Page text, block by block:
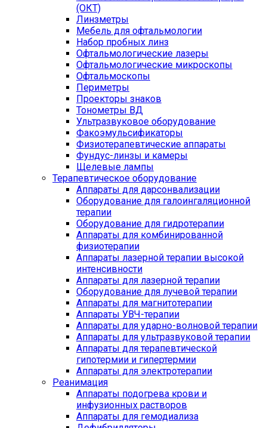
(ОКТ)
Линзметры
Мебель для офтальмологии
Набор пробных линз
Офтальмологические лазеры
Офтальмологические микроскопы
Офтальмоскопы
Периметры
Проекторы знаков
Тонометры ВД
Ультразвуковое оборудование
Факоэмульсификаторы
Физиотерапевтические аппараты
Фундус-линзы и камеры
Щелевые лампы
Терапевтическое оборудование
Аппараты для дарсонвализации
Оборудование для галоингаляционной
терапии
Оборудование для гидротерапии
Аппараты для комбинированной
физиотерапии
Аппараты лазерной терапии высокой
интенсивности
Аппараты для лазерной терапии
Оборудование для лучевой терапии
Аппараты для магнитотерапии
Аппараты УВЧ-терапии
Аппараты для ударно-волновой терапии
Аппараты для ультразвуковой терапии
Аппараты для терапевтической
гипотермии и гипертермии
Аппараты для электротерапии
Реанимация
Аппараты подогрева крови и
инфузионных растворов
Аппараты для гемодиализа